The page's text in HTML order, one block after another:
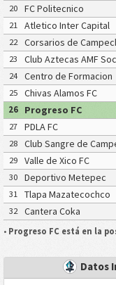
Mexico FC
20
FC Politecnico
21
Atletico Inter Capital
22
Corsarios de
23
Club Aztecas AMF
Aragon
24
Centro de Formacion
Chiapas Futbol
25
Chivas Alamos FC
26
Progreso FC
27
PDLA FC
28
Club Sangre de
29
Valle de Xico FC
30
Deportivo Metepec
Eurosoccer FC
31
Tlapa Mazatecochco
32
Cantera Coka
• Progreso FC está en la
Datos